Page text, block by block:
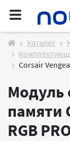
Каталог
Corsair
Модуль
памяти
RGB